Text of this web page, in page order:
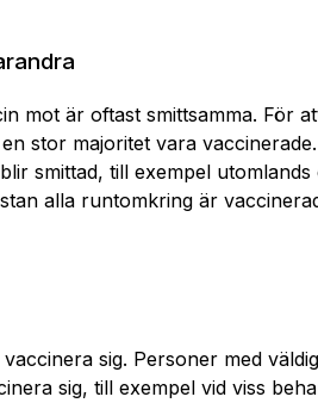
mot är oftast smittsamma. För
stor majoritet vara
smittad, till exempel
alla runtomkring är
sig. Personer med
sig, till exempel vid viss